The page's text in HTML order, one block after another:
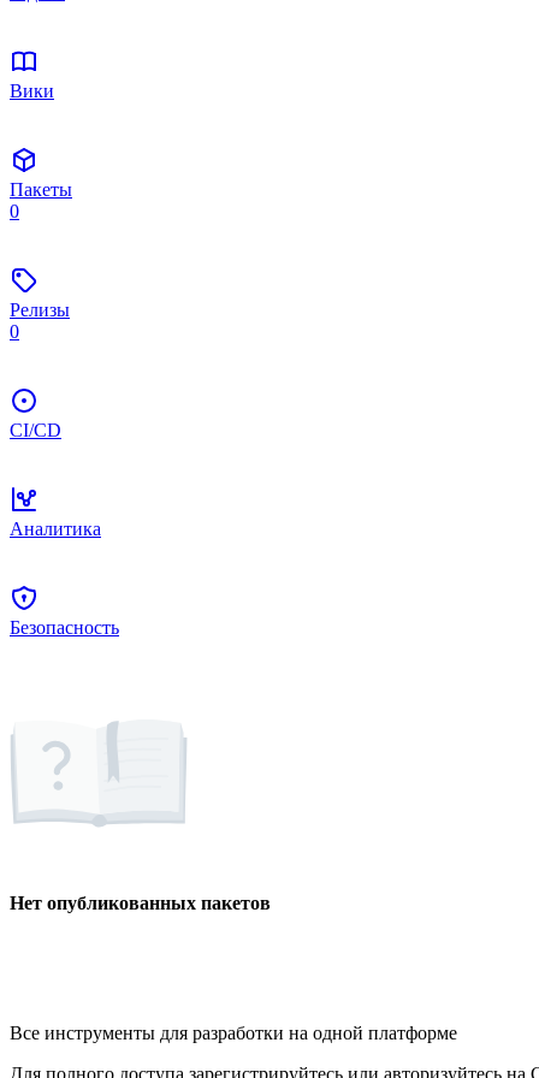
Вики
Пакеты
0
Релизы
0
CI/CD
Аналитика
Безопасность
Нет опубликованных пакетов
Все инструменты для разработки на одной платформе
Для полного доступа зарегистрируйтесь или авторизуйтесь на